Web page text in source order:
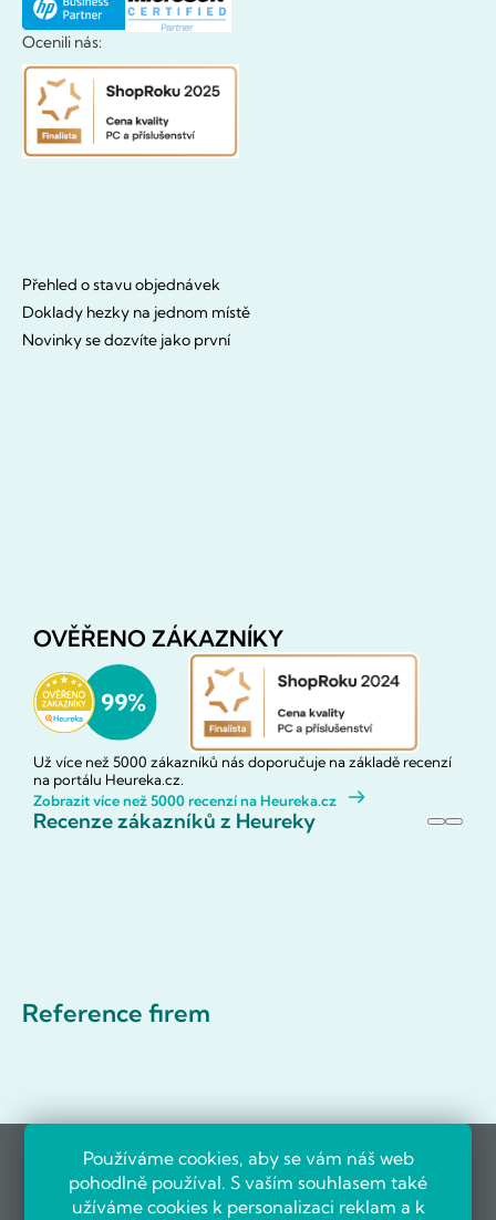
Používáme cookies, aby se vám náš web
pohodlně používal. S vaším souhlasem také
užíváme cookies k personalizaci reklam a k
Ocenili nás:
Přehled o stavu objednávek
Doklady hezky na jednom místě
Novinky se dozvíte jako první
OVĚŘENO ZÁKAZNÍKY
Už více než 5000 zákazníků nás doporučuje na základě recenzí
na portálu Heureka.cz.
Zobrazit více než 5000 recenzí na Heureka.cz
Recenze zákazníků z Heureky
Reference firem